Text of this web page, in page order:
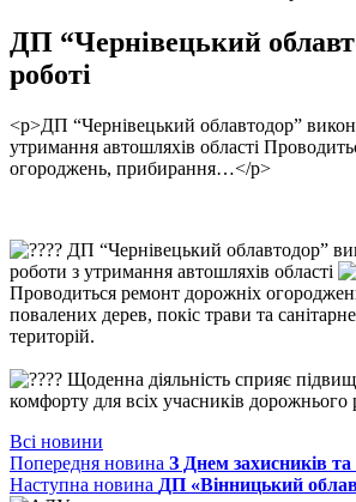
ДП “Чернівецький
роботі
<p>ДП “Чернівецький облавтодор”
утримання автошляхів області
огороджень, прибирання…</p>
ДП “Чернівецький облавтодор”
роботи з утримання автошляхів області
Проводиться ремонт дорожніх
повалених дерев, покіс трави та
територій.
Щоденна діяльність сприяє
комфорту для всіх учасників дорожнього
Всі новини
Попередня новина З Днем захисників
Наступна новина ДП «Вінницький